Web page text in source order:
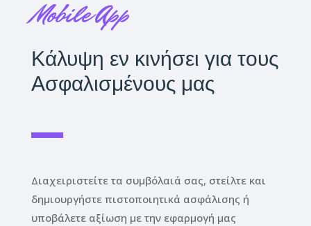
Mobile App
Κάλυψη εν κινήσει για τους
Ασφαλισμένους μας
Διαχειριστείτε τα συμβόλαιά σας, στείλτε και
δημιουργήστε πιστοποιητικά ασφάλισης ή
υποβάλετε αξίωση με την εφαρμογή μας